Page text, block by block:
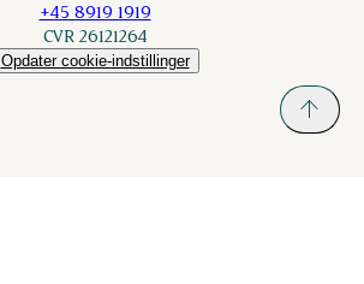
+45 8919 1919
CVR 26121264
Opdater cookie-indstillinger